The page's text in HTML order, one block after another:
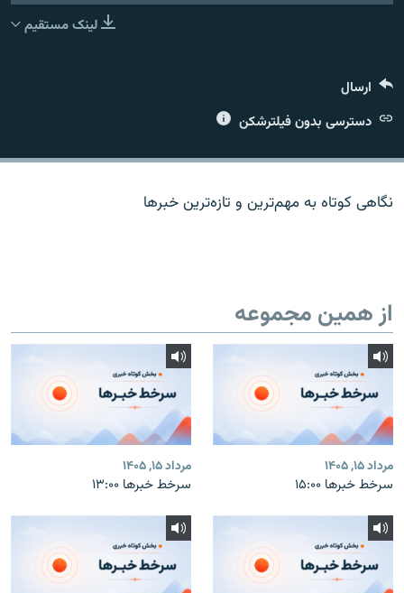
لینک مستقیم
ارسال
دسترسی بدون فیلترشکن
نگاهی کوتاه به مهم‌ترين و تازه‌ترين خبرها
از همین مجموعه
مرداد ۱۵, ۱۴۰۵
سرخط خبرها ۱۵:۰۰
مرداد ۱۵, ۱۴۰۵
سرخط خبرها ۱۳:۰۰